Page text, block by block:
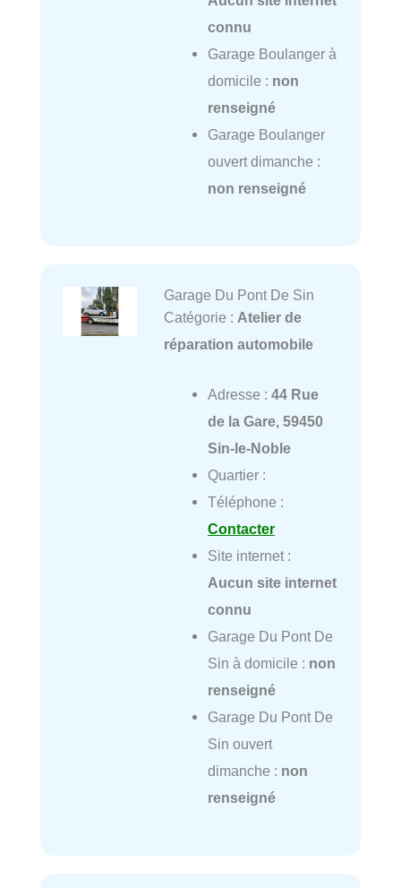
connu
Garage Boulanger à
domicile : non
renseigné
Garage Boulanger
ouvert dimanche :
non renseigné
Garage Du Pont De Sin
Catégorie : Atelier de
réparation automobile
Adresse : 44 Rue
de la Gare, 59450
Sin-le-Noble
Quartier :
Téléphone :
Contacter
Site internet :
Aucun site internet
connu
Garage Du Pont De
Sin à domicile : non
renseigné
Garage Du Pont De
Sin ouvert
dimanche : non
renseigné